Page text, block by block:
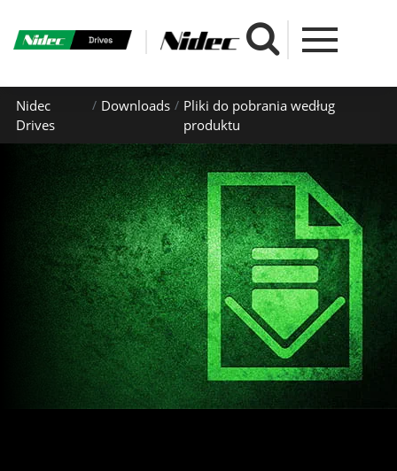
Nidec
Drives
Downloads
Pliki do pobrania według
produktu